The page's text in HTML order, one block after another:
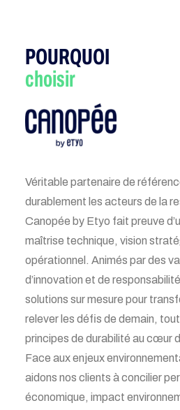
POURQUOI
choisir
Véritable partenaire de
durablement les acteurs de la
Canopée by Etyo fait preuve
maîtrise technique, vision
opérationnel. Animés par des
d’innovation et de
solutions sur mesure pour
relever les défis de demain,
principes de durabilité au cœur
Face aux enjeux
aidons nos clients à concilier
économique, impact